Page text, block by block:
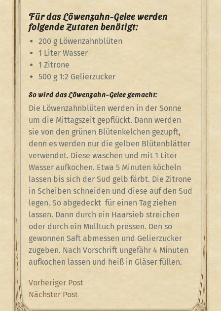
Für das Löwenzahn-Gelee werden
folgende Zutaten benötigt:
200 g Löwenzahnblüten
1 Liter Wasser
1 Zitrone
500 g 1:2 Gelierzucker
So wird das Löwenzahn-Gelee gemacht:
Die Löwenzahnblüten werden in der Sonne
um die Mittagszeit gepflückt. Dann werden
sie von den grünen Blütenkelchen gezupft,
denn es werden nur die gelben Blütenblätter
verwendet. Diese waschen und mit 1 Liter
Wasser aufkochen. Etwa 5 Minuten köcheln
lassen bis sich der Sud gelb färbt. Die Zitrone
in Scheiben schneiden und diese auf den Sud
legen. So abgedeckt für einen Tag ziehen
lassen. Dann durch ein Haarsieb streichen
oder durch ein Mulltuch pressen. Den so
gewonnen Saft abmessen und Gelierzucker
zugeben. Nach Vorschrift ungefähr 4 Minuten
aufkochen lassen und heiß in Gläser füllen.
Beitragsnavigation
Previous
Post
Vorheriger Post
Next
Post
Nächster Post